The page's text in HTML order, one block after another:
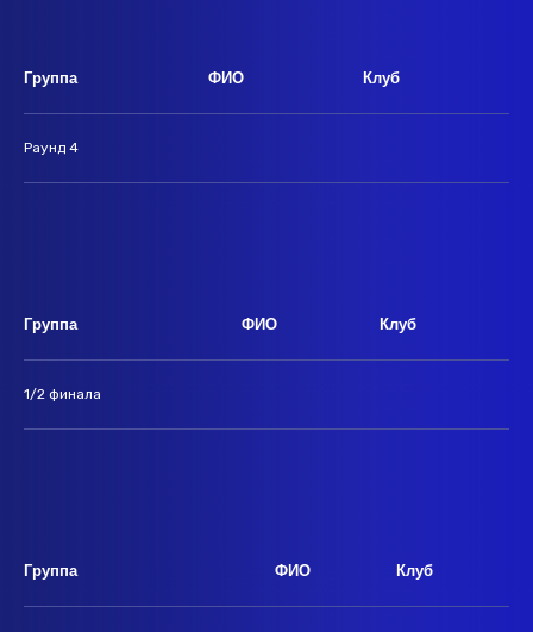
Группа ФИО Клуб
Раунд 4
Группа ФИО Клуб
1/2 финала
Группа ФИО Клуб